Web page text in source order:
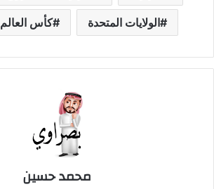
الولايات المتحدة كأس العالم
محمد حسين